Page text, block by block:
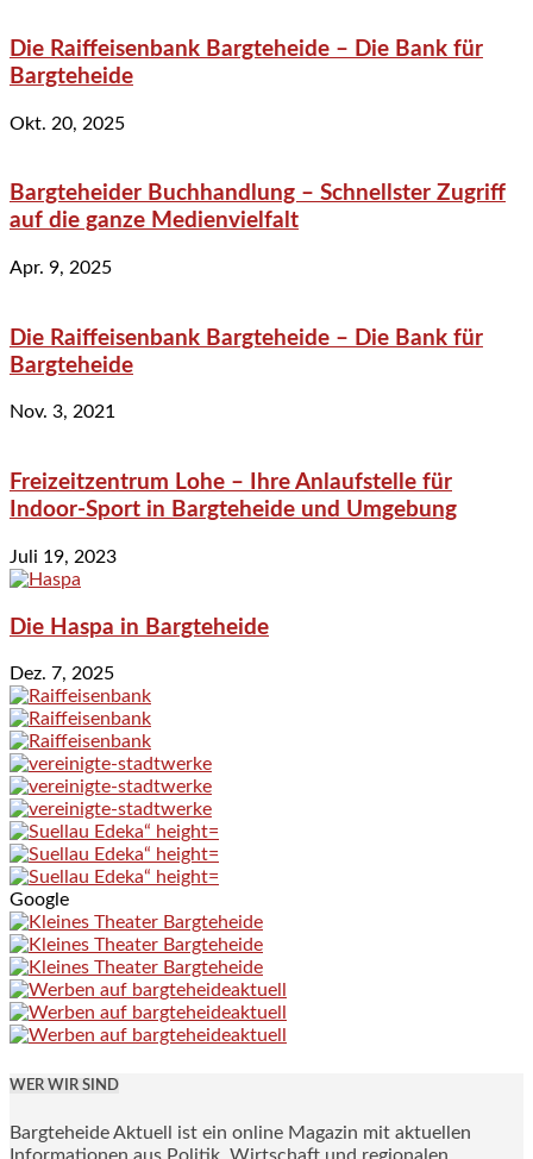
Die Raiffeisenbank Bargteheide – Die Bank für
Bargteheide
Okt. 20, 2025
Bargteheider Buchhandlung – Schnellster Zugriff
auf die ganze Medienvielfalt
Apr. 9, 2025
Die Raiffeisenbank Bargteheide – Die Bank für
Bargteheide
Nov. 3, 2021
Freizeitzentrum Lohe – Ihre Anlaufstelle für
Indoor-Sport in Bargteheide und Umgebung
Juli 19, 2023
Die Haspa in Bargteheide
Dez. 7, 2025
Google
WER WIR SIND
Bargteheide Aktuell ist ein online Magazin mit aktuellen